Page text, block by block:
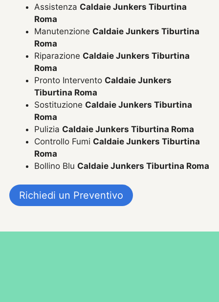
Assistenza Caldaie Junkers Tiburtina
Roma
Manutenzione Caldaie Junkers Tiburtina
Roma
Riparazione Caldaie Junkers Tiburtina
Roma
Pronto Intervento Caldaie Junkers
Tiburtina Roma
Sostituzione Caldaie Junkers Tiburtina
Roma
Pulizia Caldaie Junkers Tiburtina Roma
Controllo Fumi Caldaie Junkers Tiburtina
Roma
Bollino Blu Caldaie Junkers Tiburtina Roma
Richiedi un Preventivo